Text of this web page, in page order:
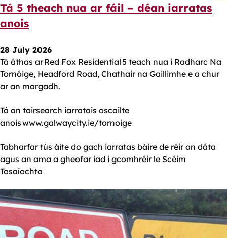
Tá 5 theach nua ar fáil – déan iarratas
anois
28 July 2026
Tá áthas ar Red Fox Residential 5 teach nua i Radharc Na
Tornóige, Headford Road, Chathair na Gaillimhe e a chur
ar an margadh.
Tá an tairsearch iarratais oscailte
anois www.galwaycity.ie/tornoige
Tabharfar tús áite do gach iarratas báire de réir an dáta
agus an ama a gheofar iad i gcomhréir le Scéim
Tosaíochta